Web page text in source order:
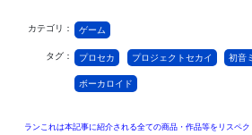
カテゴリ： ゲーム
タグ： プロセカ プロジェクトセカイ 初音
ボーカロイド
ランこれは本記事に紹介される全ての商品・作品等をリスペ